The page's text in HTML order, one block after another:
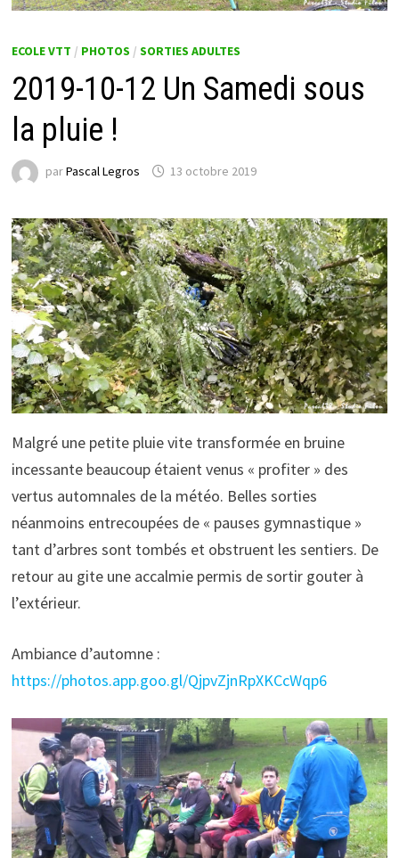
ECOLE VTT / PHOTOS / SORTIES ADULTES
2019-10-12 Un Samedi sous
la pluie !
parPascal Legros 13 octobre 2019
Malgré une petite pluie vite transformée en bruine
incessante beaucoup étaient venus « profiter » des
vertus automnales de la météo. Belles sorties
néanmoins entrecoupées de « pauses gymnastique »
tant d’arbres sont tombés et obstruent les sentiers. De
retour au gite une accalmie permis de sortir gouter à
l’extérieur.
Ambiance d’automne :
https://photos.app.goo.gl/QjpvZjnRpXKCcWqp6